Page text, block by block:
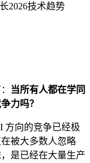
2026技术趋势
当所有人都在学同
力吗？
方向的竞争已经极
被大多数人忽略
是已经在大量生产